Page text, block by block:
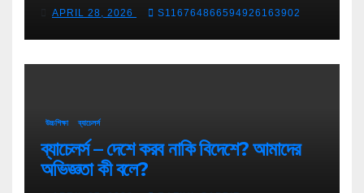
APRIL 28, 2026 S116764866594926163902
উচ্চশিক্ষা ব্যাচেলর্স
ব্যাচেলর্স – দেশে করব নাকি বিদেশে? আমাদের
অভিজ্ঞতা কী বলে?